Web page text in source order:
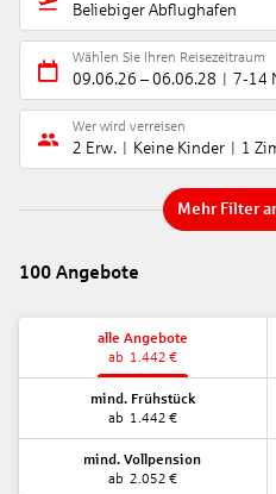
Beliebiger Abflughafen
Wählen Sie Ihren Reisezeitraum
09.06.26 – 06.06.28 7-14
Wer wird verreisen
2 Erw. Keine Kinder 1
Mehr Filter
100 Angebote
alle Angebote
ab 1.442 €
mind. Frühstück
ab 1.442 €
mind. Vollpension
ab 2.052 €